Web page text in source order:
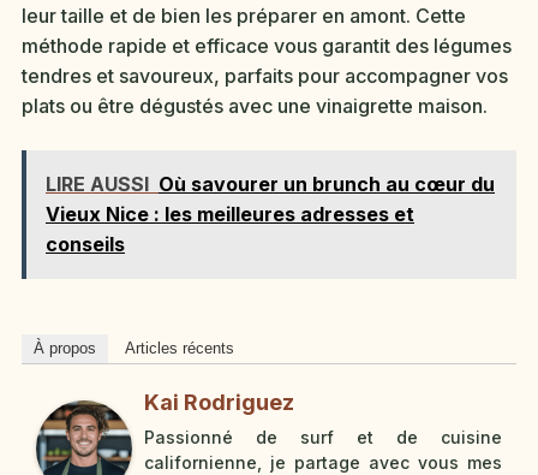
leur taille et de bien les préparer en amont. Cette
méthode rapide et efficace vous garantit des légumes
tendres et savoureux, parfaits pour accompagner vos
plats ou être dégustés avec une vinaigrette maison.
LIRE AUSSI Où savourer un brunch au cœur du
Vieux Nice : les meilleures adresses et
conseils
À propos Articles récents
Kai Rodriguez
Passionné de surf et de cuisine
californienne, je partage avec vous mes